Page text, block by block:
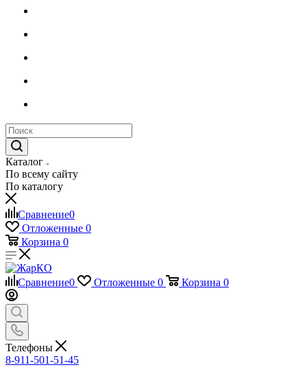
Каталог
По всему сайту
По каталогу
Сравнение0
Отложенные 0
Корзина 0
Сравнение0 Отложенные 0 Корзина 0
Телефоны
8-911-501-51-45